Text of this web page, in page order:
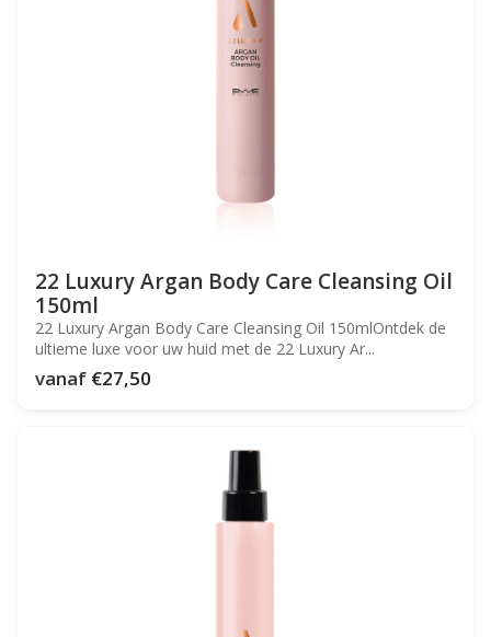
22 Luxury Argan Body Care Cleansing Oil
150ml
22 Luxury Argan Body Care Cleansing Oil 150mlOntdek de
ultieme luxe voor uw huid met de 22 Luxury Ar...
vanaf €27,50